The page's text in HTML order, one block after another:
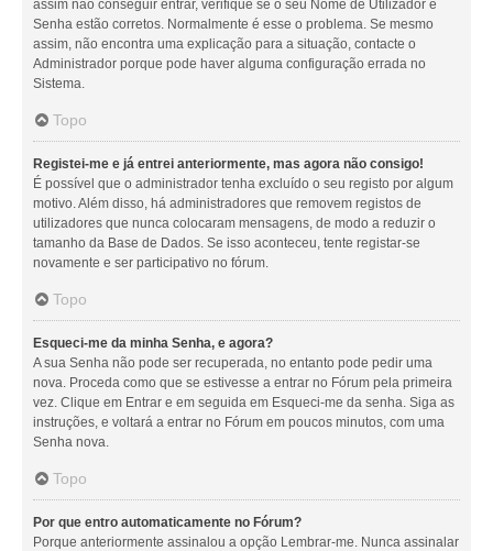
assim não conseguir entrar, verifique se o seu Nome de Utilizador e
Senha estão corretos. Normalmente é esse o problema. Se mesmo
assim, não encontra uma explicação para a situação, contacte o
Administrador porque pode haver alguma configuração errada no
Sistema.
Topo
Registei-me e já entrei anteriormente, mas agora não consigo!
É possível que o administrador tenha excluído o seu registo por algum
motivo. Além disso, há administradores que removem registos de
utilizadores que nunca colocaram mensagens, de modo a reduzir o
tamanho da Base de Dados. Se isso aconteceu, tente registar-se
novamente e ser participativo no fórum.
Topo
Esqueci-me da minha Senha, e agora?
A sua Senha não pode ser recuperada, no entanto pode pedir uma
nova. Proceda como que se estivesse a entrar no Fórum pela primeira
vez. Clique em Entrar e em seguida em Esqueci-me da senha. Siga as
instruções, e voltará a entrar no Fórum em poucos minutos, com uma
Senha nova.
Topo
Por que entro automaticamente no Fórum?
Porque anteriormente assinalou a opção Lembrar-me. Nunca assinalar